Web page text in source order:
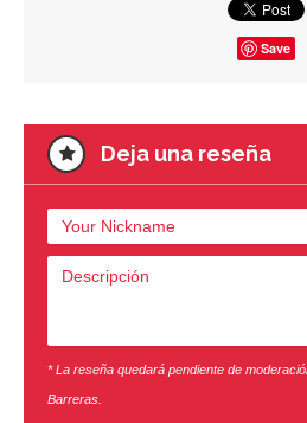
Save
Deja una reseña
* La reseña quedará pendiente de
Barreras.